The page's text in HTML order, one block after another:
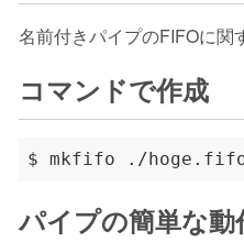
名前付きパイプのFIFOに関
コマンドで作成
パイプの簡単な動